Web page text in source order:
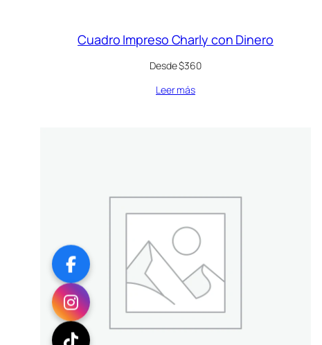
Cuadro Impreso Charly con Dinero
Desde $360
Leer más